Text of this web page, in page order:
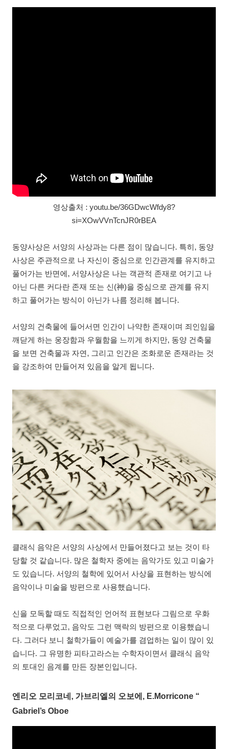
영상출처 : youtu.be/36GDwcWfdy8?
si=XOwVVnTcnJR0rBEA
동양사상은 서양의 사상과는 다른 점이 많습니다. 특히, 동양
사상은 주관적으로 나 자신이 중심으로 인간관계를 유지하고
풀어가는 반면에, 서양사상은 나는 객관적 존재로 여기고 나
아닌 다른 커다란 존재 또는 신(神)을 중심으로 관계를 유지
하고 풀어가는 방식이 아닌가 나름 정리해 봅니다.
서양의 건축물에 들어서면 인간이 나약한 존재이며 죄인임을
깨닫게 하는 웅장함과 우월함을 느끼게 하지만, 동양 건축물
을 보면 건축물과 자연, 그리고 인간은 조화로운 존재라는 것
을 강조하여 만들어져 있음을 알게 됩니다.
클래식 음악은 서양의 사상에서 만들어졌다고 보는 것이 타
당할 것 같습니다. 많은 철학자 중에는 음악가도 있고 미술가
도 있습니다. 서양의 철학에 있어서 사상을 표현하는 방식에
음악이나 미술을 방편으로 사용했습니다.
신을 모독할 때도 직접적인 언어적 표현보다 그림으로 우화
적으로 다루었고, 음악도 그런 맥락의 방편으로 이용했습니
다. 그러다 보니 철학가들이 예술가를 겸업하는 일이 많이 있
습니다. 그 유명한 피타고라스는 수학자이면서 클래식 음악
의 토대인 음계를 만든 장본인입니다.
엔리오 모리코네, 가브리엘의 오보에, E.Morricone “
Gabriel’s Oboe